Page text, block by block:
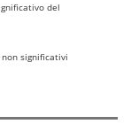
del
significativi